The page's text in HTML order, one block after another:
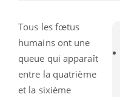
Tous les fœtus
humains ont une
queue qui apparaît
entre la quatrième
et la sixième